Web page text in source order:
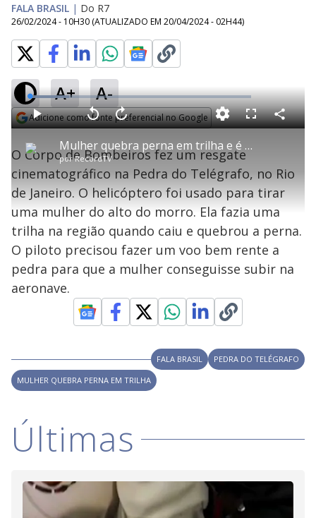
FALA BRASIL | Do R7
26/02/2024 - 10H30 (ATUALIZADO EM 20/04/2024 - 02H44)
A+ A-
Adicione como fonte preferencial no Google
P
l
a
y
V
i
d
e
o
Mulher quebra perna em trilha e é resgatada pelo Corpo de Bombeiros no RJ
porRecordTV
P V
t
a
r
1
0
e
g
n
d
o
s
A
n
ç
a
1
s
e
u
n
o
s
M
u
L
o
a
d
e
7
.
9
6
F
l
e
e
n
C
o
i
l
a
O Corpo de Bombeiros fez um resgate
cinematográfico na Pedra do Telégrafo, no Rio
de Janeiro. O helicóptero foi usado para tirar
uma mulher do alto do morro. Ela fazia uma
trilha na região quando caiu e quebrou a perna.
O piloto precisou fazer um voo bem rente a
pedra para que a mulher conseguisse subir na
aeronave.
FALA BRASIL
PEDRA DO TELÉGRAFO
MULHER QUEBRA PERNA EM TRILHA
Últimas